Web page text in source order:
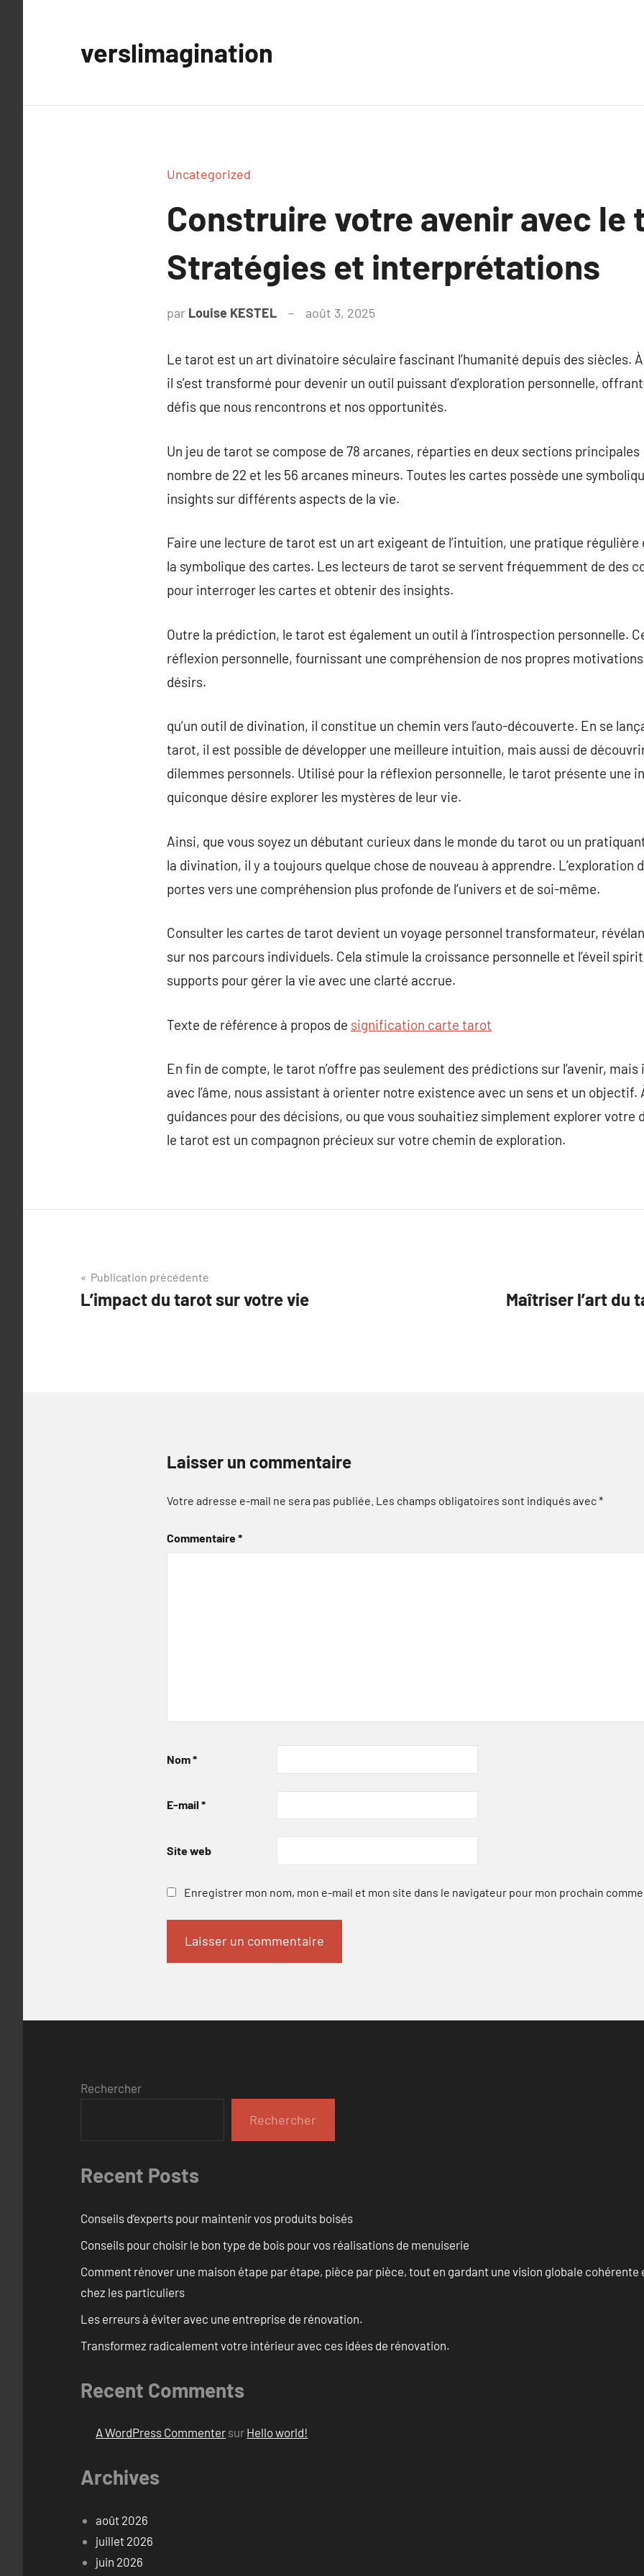
verslimagination
Uncategorized
Construire votre avenir avec le
Stratégies et interprétations
par Louise KESTEL août 3, 2025
Le tarot est un art divinatoire séculaire fascinant l’humanité depuis des siècles.
il s’est transformé pour devenir un outil puissant d’exploration personnelle,
défis que nous rencontrons et nos opportunités.
Un jeu de tarot se compose de 78 arcanes, réparties en deux sections
nombre de 22 et les 56 arcanes mineurs. Toutes les cartes possède une
insights sur différents aspects de la vie.
Faire une lecture de tarot est un art exigeant de l’intuition, une pratique régulière
la symbolique des cartes. Les lecteurs de tarot se servent fréquemment de des
pour interroger les cartes et obtenir des insights.
Outre la prédiction, le tarot est également un outil à l’introspection personnelle.
réflexion personnelle, fournissant une compréhension de nos propres
désirs.
qu’un outil de divination, il constitue un chemin vers l’auto-découverte. En se
tarot, il est possible de développer une meilleure intuition, mais aussi de
dilemmes personnels. Utilisé pour la réflexion personnelle, le tarot présente une
quiconque désire explorer les mystères de leur vie.
Ainsi, que vous soyez un débutant curieux dans le monde du tarot ou un
la divination, il y a toujours quelque chose de nouveau à apprendre. L’exploration
portes vers une compréhension plus profonde de l’univers et de soi-même.
Consulter les cartes de tarot devient un voyage personnel transformateur,
sur nos parcours individuels. Cela stimule la croissance personnelle et l’éveil
supports pour gérer la vie avec une clarté accrue.
Texte de référence à propos de signification carte tarot
En fin de compte, le tarot n’offre pas seulement des prédictions sur l’avenir,
avec l’âme, nous assistant à orienter notre existence avec un sens et un objectif.
guidances pour des décisions, ou que vous souhaitiez simplement explorer votre
le tarot est un compagnon précieux sur votre chemin de exploration.
Navigation
de
Publication précédente
L’impact du tarot sur votre vie
Maîtriser l’art du
Laisser un commentaire
Votre adresse e-mail ne sera pas publiée. Les champs obligatoires sont indiqués avec*
Commentaire*
Nom*
E-mail *
Site web
Enregistrer mon nom, mon e-mail et mon site dans le navigateur pour mon prochain
Rechercher
Rechercher
Recent Posts
Conseils d’experts pour maintenir vos produits boisés
Conseils pour choisir le bon type de bois pour vos réalisations de menuiserie
Comment rénover une maison étape par étape, pièce par pièce, tout en gardant une vision globale
chez les particuliers
Les erreurs à éviter avec une entreprise de rénovation.
Transformez radicalement votre intérieur avec ces idées de rénovation.
Recent Comments
A WordPress Commenter sur Hello world!
Archives
août 2026
juillet 2026
juin 2026